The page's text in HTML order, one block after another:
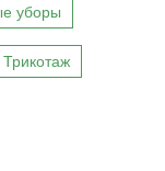
уборы
Трикотаж